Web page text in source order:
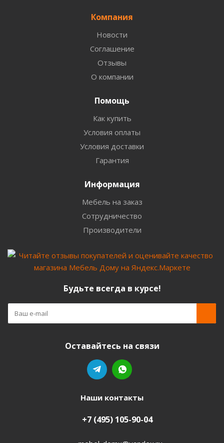
Компания
Новости
Соглашение
Отзывы
О компании
Помощь
Как купить
Условия оплаты
Условия доставки
Гарантия
Информация
Мебель на заказ
Сотрудничество
Производители
Будьте всегда в курсе!
Оставайтесь на связи
Наши контакты
+7 (495) 105-90-04